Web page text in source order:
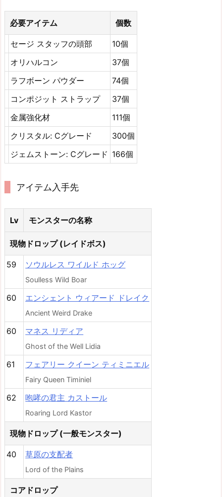
必要アイテム 個数
セージ スタッフの頭部
10個
オリハルコン
37個
ラフボーン パウダー
74個
コンポジット ストラップ
37個
金属強化材
111個
クリスタル: Cグレード
300個
ジェムストーン: Cグレード 166個
アイテム入手先
Lv モンスターの名称
現物ドロップ (レイドボス)
59 ソウルレス ワイルド ホッグ
Soulless Wild Boar
60 エンシェント ウィアード ドレイク
Ancient Weird Drake
60 マネス リディア
Ghost of the Well Lidia
61 フェアリー クイーン ティミニエル
Fairy Queen Timiniel
62 咆哮の君主 カストール
Roaring Lord Kastor
現物ドロップ (一般モンスター)
40 草原の支配者
Lord of the Plains
コアドロップ